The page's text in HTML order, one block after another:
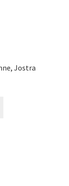
Jostra